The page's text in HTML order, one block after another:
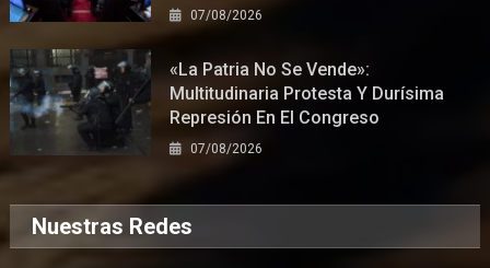
07/08/2026
«La Patria No Se Vende»:
Multitudinaria Protesta Y Durísima
Represión En El Congreso
07/08/2026
Nuestras Redes